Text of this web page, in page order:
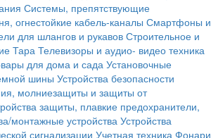
Системы, препятствующие
огнестойкие кабель-каналы Смартфоны и
для шлангов и рукавов Строительное и
Тара Телевизоры и аудио- видео техника
для дома и сада Установочные
шины Устройства безопасности
молниезащиты и защиты от
защиты, плавкие предохранители,
монтажные устройства Устройства
сигнализации Учетная техника Фонари